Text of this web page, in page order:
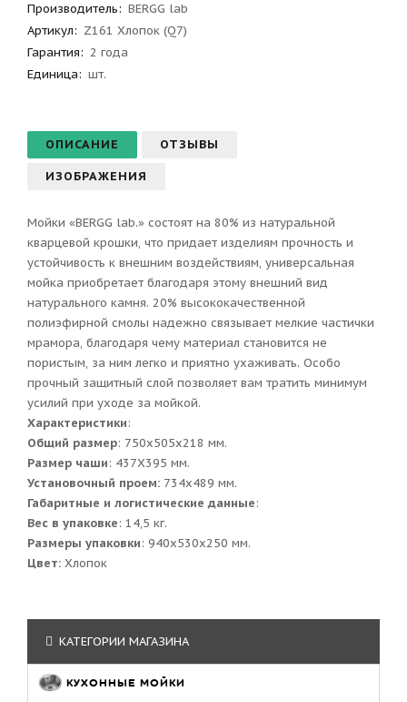
Производитель: BERGG lab
Артикул: Z161 Хлопок (Q7)
Гарантия: 2 года
Единица: шт.
ОПИСАНИЕ ОТЗЫВЫ
ИЗОБРАЖЕНИЯ
Мойки «BERGG lab.» состоят на 80% из натуральной
кварцевой крошки, что придает изделиям прочность и
устойчивость к внешним воздействиям, универсальная
мойка приобретает благодаря этому внешний вид
натурального камня. 20% высококачественной
полиэфирной смолы надежно связывает мелкие частички
мрамора, благодаря чему материал становится не
пористым, за ним легко и приятно ухаживать. Особо
прочный защитный слой позволяет вам тратить минимум
усилий при уходе за мойкой.
Характеристики:
Общий размер: 750х505x218 мм.
Размер чаши: 437Х395 мм.
Установочный проем: 734x489 мм.
Габаритные и логистические данные:
Вес в упаковке: 14,5 кг.
Размеры упаковки: 940x530x250 мм.
Цвет: Хлопок
КАТЕГОРИИ МАГАЗИНА
КУХОННЫЕ МОЙКИ